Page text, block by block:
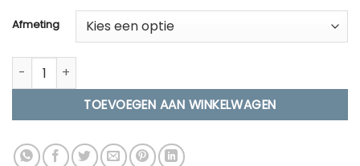
tot
€363.00
Afmeting
Beschermvilt ovaal op maat aantal
TOEVOEGEN AAN WINKELWAGEN